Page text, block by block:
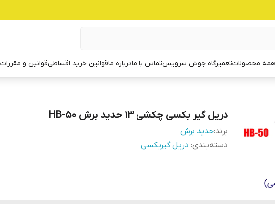
همه محصولاتتعمیرگاه جوش سرویستماس با مادرباره ماقوانین خرید اقساطیقوانین و مقررات
دریل گیر بکسی چکشی 13 حدید برش HB-50
برند:حدید برش
دسته‌بندی: دریل گیربکسی